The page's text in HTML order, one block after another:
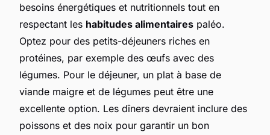
besoins énergétiques et nutritionnels tout en
respectant les habitudes alimentaires paléo.
Optez pour des petits-déjeuners riches en
protéines, par exemple des œufs avec des
légumes. Pour le déjeuner, un plat à base de
viande maigre et de légumes peut être une
excellente option. Les dîners devraient inclure des
poissons et des noix pour garantir un bon